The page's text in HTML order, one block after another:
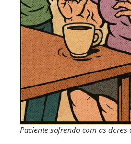
Paciente sofrendo com as